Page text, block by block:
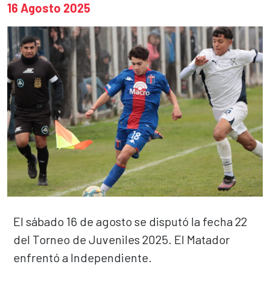
16 Agosto 2025
El sábado 16 de agosto se disputó la fecha 22
del Torneo de Juveniles 2025. El Matador
enfrentó a Independiente.